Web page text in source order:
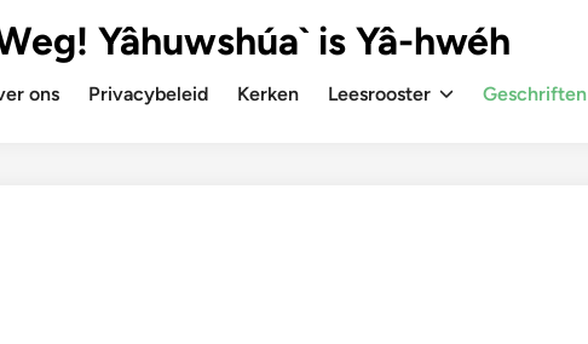
Yâhuwshúa` is Yâ-hwéh
ons Privacybeleid Kerken Leesrooster Geschriften